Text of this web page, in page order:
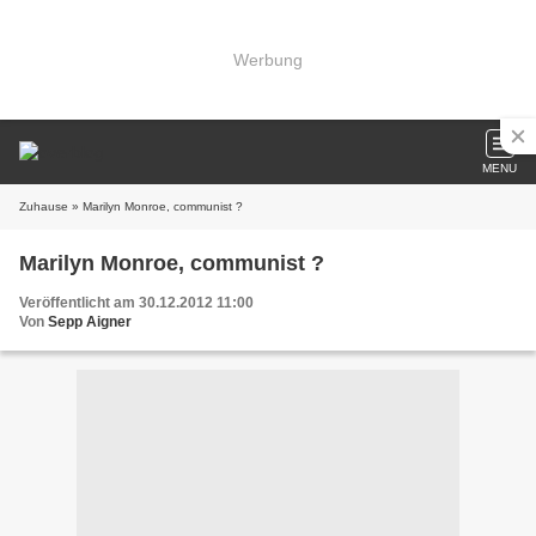
Werbung
MENU
Zuhause » Marilyn Monroe, communist ?
Marilyn Monroe, communist ?
Veröffentlicht am 30.12.2012 11:00
Von Sepp Aigner